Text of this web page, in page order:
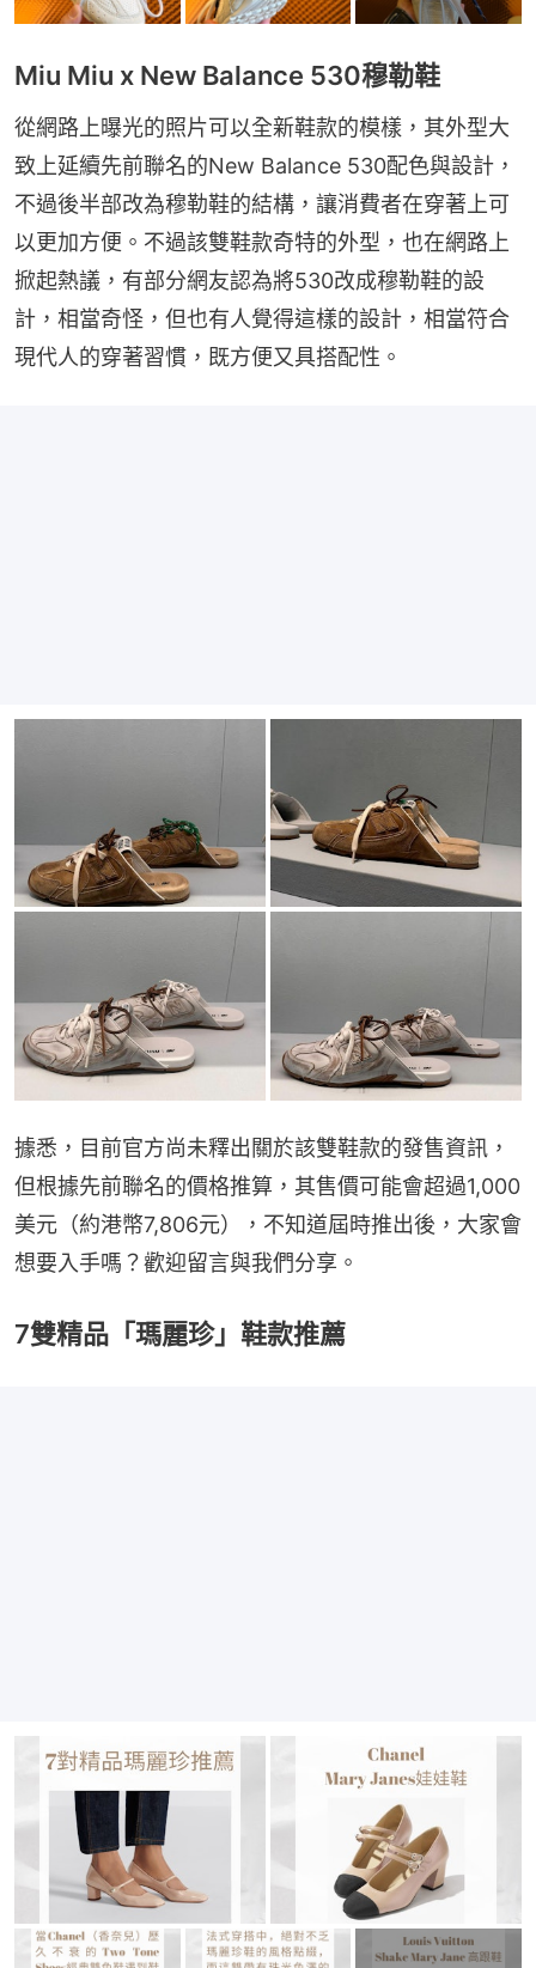
Miu Miu x New Balance 530穆勒鞋
從網路上曝光的照片可以全新鞋款的模樣，其外型大
致上延續先前聯名的New Balance 530配色與設計，
不過後半部改為穆勒鞋的結構，讓消費者在穿著上可
以更加方便。不過該雙鞋款奇特的外型，也在網路上
掀起熱議，有部分網友認為將530改成穆勒鞋的設
計，相當奇怪，但也有人覺得這樣的設計，相當符合
現代人的穿著習慣，既方便又具搭配性。
據悉，目前官方尚未釋出關於該雙鞋款的發售資訊，
但根據先前聯名的價格推算，其售價可能會超過1,000
美元（約港幣7,806元），不知道屆時推出後，大家會
想要入手嗎？歡迎留言與我們分享。
7雙精品「瑪麗珍」鞋款推薦